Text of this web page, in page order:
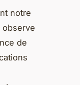
notre
observe
de